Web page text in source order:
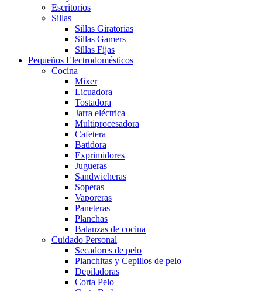
Escritorios
Sillas
Sillas Giratorias
Sillas Gamers
Sillas Fijas
Pequeños Electrodomésticos
Cocina
Mixer
Licuadora
Tostadora
Jarra eléctrica
Multiprocesadora
Cafetera
Batidora
Exprimidores
Jugueras
Sandwicheras
Soperas
Vaporeras
Paneteras
Planchas
Balanzas de cocina
Cuidado Personal
Secadores de pelo
Planchitas y Cepillos de pelo
Depiladoras
Corta Pelo